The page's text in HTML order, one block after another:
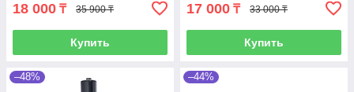
18 000 ₸ 35 900 ₸
Купить
17 000 ₸ 33 000 ₸
Купить
–48% –44%